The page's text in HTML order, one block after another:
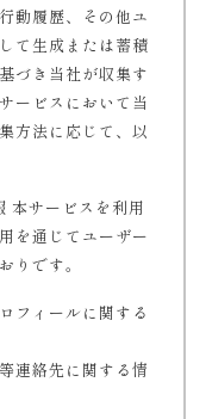
動履歴、その他ユ
て生成または蓄積
づき当社が収集す
ービスにおいて当
方法に応じて、以
本サービスを利用
を通じてユーザー
りです。
フィールに関する
連絡先に関する情